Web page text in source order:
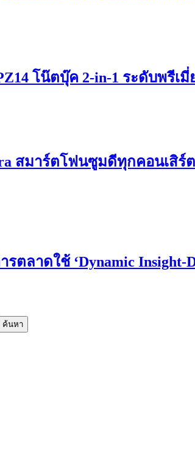
โน๊ตบุ๊ค 2-in-1 ระดับพรี
สมาร์ตโฟนซูมดีทุกคอนเสิ
ตลาดใช้ ‘Dynamic
ค้นหา